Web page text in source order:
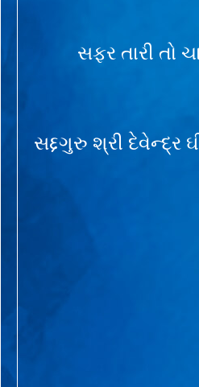
સફર તારી તો
સદ્દગુરુ શ્રી દેવેન્દ્ર